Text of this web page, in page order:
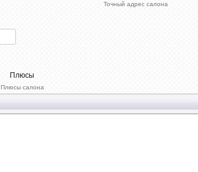
Точный адрес салона
Плюсы
Плюсы салона